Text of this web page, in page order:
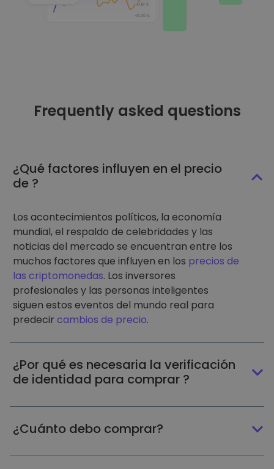
Frequently asked questions
¿Qué factores influyen en el precio
de ?
Los acontecimientos políticos, la economía
mundial, el respaldo de celebridades y las
noticias del mercado se encuentran entre los
muchos factores que influyen en los precios de
las criptomonedas. Los inversores
profesionales y las personas inteligentes
siguen estos eventos del mundo real para
predecir cambios de precio.
¿Por qué es necesaria la verificación
de identidad para comprar ?
¿Cuánto debo comprar?